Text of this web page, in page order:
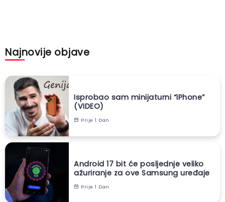
Najnovije objave
Isprobao sam minijaturni “iPhone”
(VIDEO)
Prije 1 Dan
Android 17 bit će posljednje veliko
ažuriranje za ove Samsung uređaje
Prije 1 Dan